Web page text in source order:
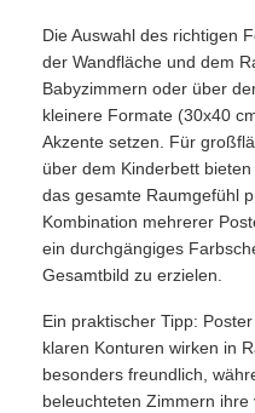
Die Auswahl des richtigen
der Wandfläche und dem
Babyzimmern oder über
kleinere Formate (30x40
Akzente setzen. Für
über dem Kinderbett
das gesamte Raumgefühl
Kombination mehrerer
ein durchgängiges
Gesamtbild zu erzielen.
Ein praktischer Tipp:
klaren Konturen wirken in
besonders freundlich,
beleuchteten Zimmern